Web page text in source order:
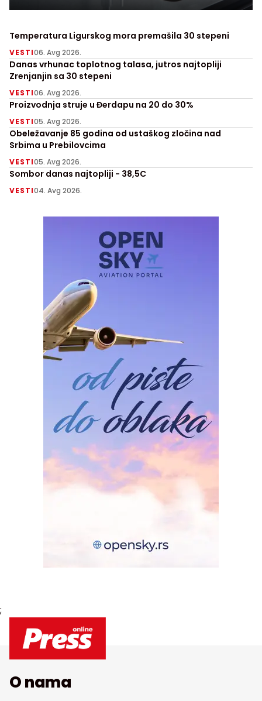
Temperatura Ligurskog mora premašila 30 stepeni
VESTI06. Avg 2026.
Danas vrhunac toplotnog talasa, jutros najtopliji
Zrenjanjin sa 30 stepeni
VESTI06. Avg 2026.
Proizvodnja struje u Đerdapu na 20 do 30%
VESTI05. Avg 2026.
Obeležavanje 85 godina od ustaškog zločina nad
Srbima u Prebilovcima
VESTI05. Avg 2026.
Sombor danas najtopliji - 38,5C
VESTI04. Avg 2026.
;
O nama